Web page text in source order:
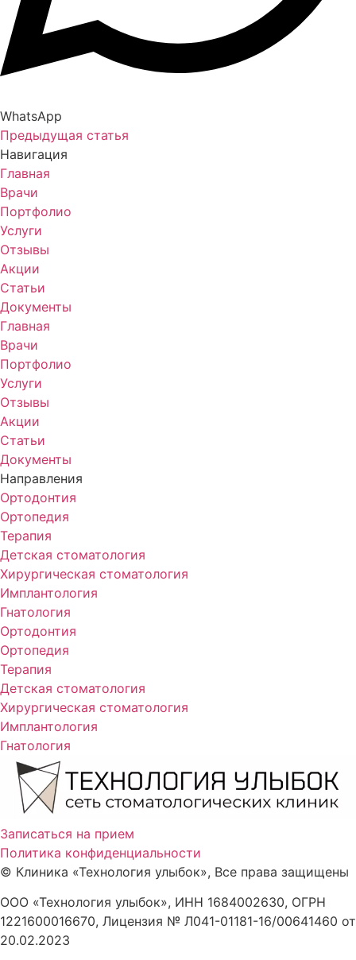
WhatsApp
Предыдущая статья
Навигация
Главная
Врачи
Портфолио
Услуги
Отзывы
Акции
Статьи
Документы
Главная
Врачи
Портфолио
Услуги
Отзывы
Акции
Статьи
Документы
Направления
Ортодонтия
Ортопедия
Терапия
Детская стоматология
Хирургическая стоматология
Имплантология
Гнатология
Ортодонтия
Ортопедия
Терапия
Детская стоматология
Хирургическая стоматология
Имплантология
Гнатология
Записаться на прием
Политика конфиденциальности
© Клиника «Технология улыбок», Все права защищены
ООО «Технология улыбок», ИНН 1684002630, ОГРН
1221600016670, Лицензия № Л041-01181-16/00641460 от
20.02.2023